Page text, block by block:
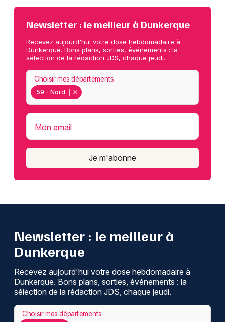
Newsletter : le meilleur à Dunkerque
Recevez aujourd'hui votre dose hebdomadaire à
Dunkerque. Bons plans, sorties, événements : la
sélection de la rédaction JDS, chaque jeudi.
59 - Nord
Choisir mes départements
Mon email
Je m'abonne
Newsletter : le meilleur à
Dunkerque
Recevez aujourd'hui votre dose hebdomadaire à
Dunkerque. Bons plans, sorties, événements : la
sélection de la rédaction JDS, chaque jeudi.
Choisir mes départements